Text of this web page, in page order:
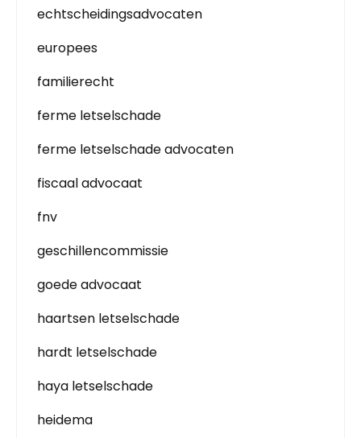
echtscheidingsadvocaten
europees
familierecht
ferme letselschade
ferme letselschade advocaten
fiscaal advocaat
fnv
geschillencommissie
goede advocaat
haartsen letselschade
hardt letselschade
haya letselschade
heidema